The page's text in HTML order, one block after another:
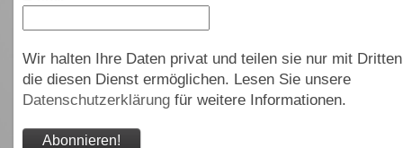
Wir halten Ihre Daten privat und teilen sie nur mit
die diesen Dienst ermöglichen. Lesen Sie unsere
Datenschutzerklärungfür weitere Informationen.